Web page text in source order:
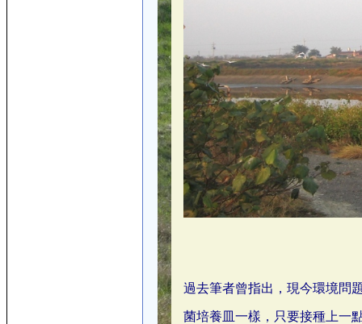
過去筆者曾指出，現今環境問
菌培養皿一樣，只要接種上一